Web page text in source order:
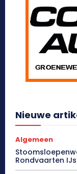
Nieuwe
Algemeen
Rondvaarten